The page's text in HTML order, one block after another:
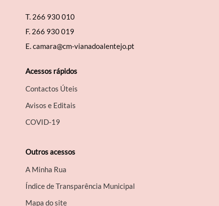
T. 266 930 010
F. 266 930 019
E.camara@cm-vianadoalentejo.pt
Acessos rápidos
Contactos Úteis
Avisos e Editais
COVID-19
Outros acessos
A Minha Rua
Índice de Transparência Municipal
Mapa do site